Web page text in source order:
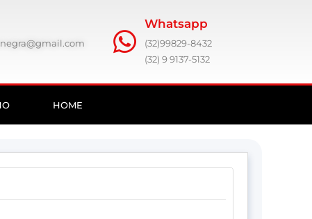
Whatsapp
(32)99829-8432
(32) 9 9137-5132
HOME